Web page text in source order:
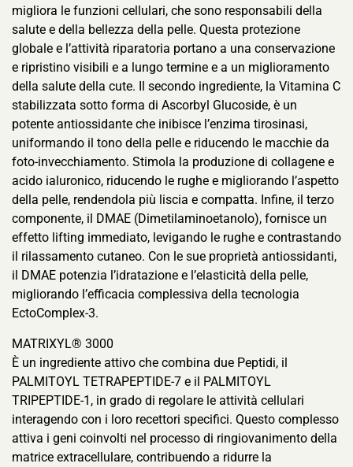
migliora le funzioni cellulari, che sono responsabili della
salute e della bellezza della pelle. Questa protezione
globale e l’attività riparatoria portano a una conservazione
e ripristino visibili e a lungo termine e a un miglioramento
della salute della cute. Il secondo ingrediente, la Vitamina C
stabilizzata sotto forma di Ascorbyl Glucoside, è un
potente antiossidante che inibisce l’enzima tirosinasi,
uniformando il tono della pelle e riducendo le macchie da
foto-invecchiamento. Stimola la produzione di collagene e
acido ialuronico, riducendo le rughe e migliorando l’aspetto
della pelle, rendendola più liscia e compatta. Infine, il terzo
componente, il DMAE (Dimetilaminoetanolo), fornisce un
effetto lifting immediato, levigando le rughe e contrastando
il rilassamento cutaneo. Con le sue proprietà antiossidanti,
il DMAE potenzia l’idratazione e l’elasticità della pelle,
migliorando l’efficacia complessiva della tecnologia
EctoComplex-3.
MATRIXYL® 3000
È un ingrediente attivo che combina due Peptidi, il
PALMITOYL TETRAPEPTIDE-7 e il PALMITOYL
TRIPEPTIDE-1, in grado di regolare le attività cellulari
interagendo con i loro recettori specifici. Questo complesso
attiva i geni coinvolti nel processo di ringiovanimento della
matrice extracellulare, contribuendo a ridurre la